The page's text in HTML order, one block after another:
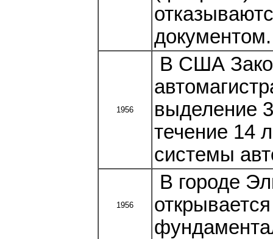
документом.
1956
В США
выделение
течение 14
системы
1956
В городе